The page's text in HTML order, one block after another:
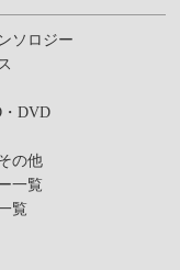
ソロジー
・DVD
の他
一覧
覧